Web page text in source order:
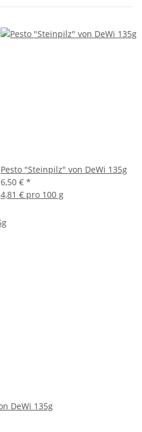
Pesto "Steinpilz" von DeWi 135g
6,50 € *
4,81 € pro 100 g